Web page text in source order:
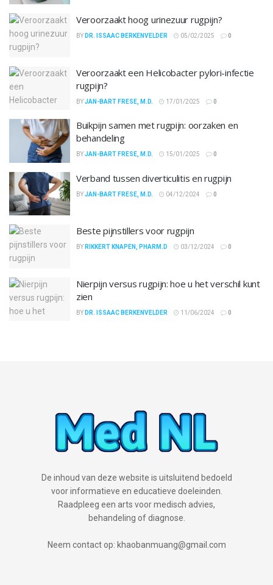
Veroorzaakt hoog urinezuur rugpijn?
BY DR. ISSAAC BERKENVELDER 05/02/2025 0
Veroorzaakt een Helicobacter pylori-infectie
rugpijn?
BYJAN-BART FRESE, M.D. 17/01/2025 0
Buikpijn samen met rugpijn: oorzaken en
behandeling
BYJAN-BART FRESE, M.D. 15/01/2025 0
Verband tussen diverticulitis en rugpijn
BYJAN-BART FRESE, M.D. 04/12/2024 0
Beste pijnstillers voor rugpijn
BY RIKKERT KNAPEN, PHARM.D 03/12/2024 0
Nierpijn versus rugpijn: hoe u het verschil kunt
zien
BY DR. ISSAAC BERKENVELDER 11/06/2024 0
De inhoud van deze website is uitsluitend bedoeld
voor informatieve en educatieve doeleinden.
Raadpleeg een arts voor medisch advies,
behandeling of diagnose.
Neem contact op: khaobanmuang@gmail.com